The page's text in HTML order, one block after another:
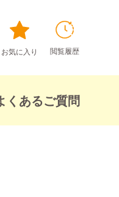
お気に入り 閲覧履歴
くあるご質問